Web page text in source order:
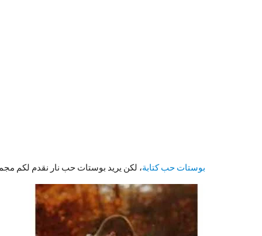
بوستات حب كتابة، لكن يريد بوستات حب نار نقدم لكم